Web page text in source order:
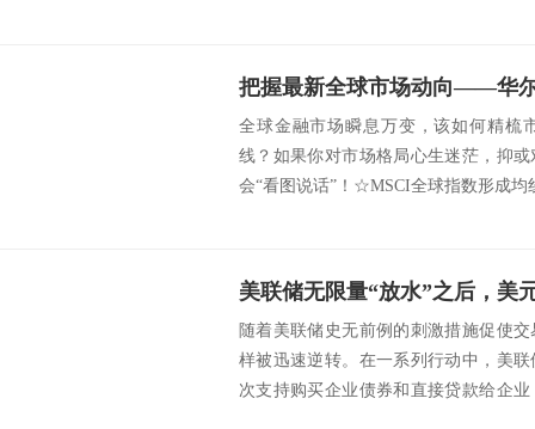
把握最新全球市场动向——华
全球金融市场瞬息万变，该如何精梳
线？如果你对市场格局心生迷茫，抑
会“看图说话”！☆MSCI全球指数形成均
美联储无限量“放水”之后，美
随着美联储史无前例的刺激措施促使
样被迅速逆转。在一系列行动中，美
次支持购买企业债券和直接贷款给企